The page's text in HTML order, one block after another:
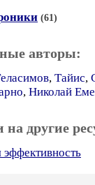
(61)
авторы:
, Тайис,
, Николай
другие